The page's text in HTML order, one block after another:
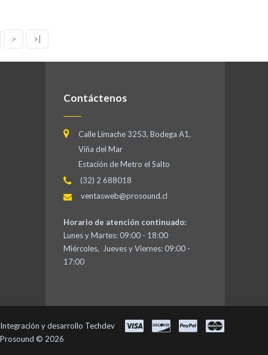
> >|
Contáctenos
Calle Limache 3253, Bodega A1,
Viña del Mar
Estación de Metro el Salto
(32) 2 688018
ventasweb@prosound.cl
Horario de atención continuado:
Lunes y Martes: 09:00 - 18:00
Miércoles, Jueves y Viernes: 09:00 -
17:00
Integración y desarrollo Techdev
Prosound © 2026